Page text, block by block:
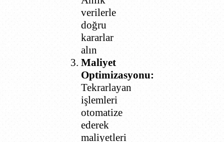
verilerle
doğru
kararlar
alın
Maliyet
Optimizasyonu:
Tekrarlayan
işlemleri
otomatize
ederek
maliyetleri